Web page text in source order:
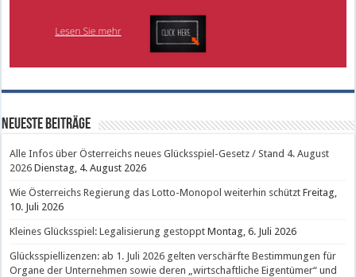
Neueste Beiträge
Alle Infos über Österreichs neues Glücksspiel-Gesetz / Stand 4. August
2026 Dienstag, 4. August 2026
Wie Österreichs Regierung das Lotto-Monopol weiterhin schützt Freitag,
10. Juli 2026
Kleines Glücksspiel: Legalisierung gestoppt Montag, 6. Juli 2026
Glücksspiellizenzen: ab 1. Juli 2026 gelten verschärfte Bestimmungen für
Organe der Unternehmen sowie deren „wirtschaftliche Eigentümer“ und